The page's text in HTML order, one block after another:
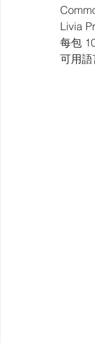
Livia
每包
可用